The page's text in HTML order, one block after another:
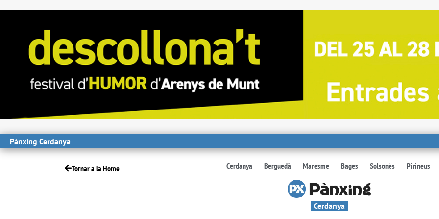
Pànxing Cerdanya
Tornar a la Home Cerdanya Berguedà Maresme Bages Solsonès Pirineus
Cerdanya